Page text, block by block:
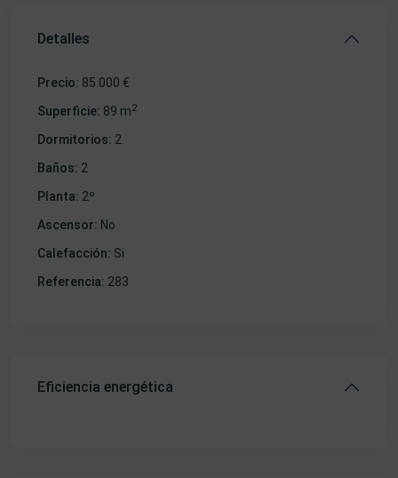
Detalles
Precio: 85.000 €
Superficie: 89 m2
Dormitorios: 2
Baños: 2
Planta: 2º
Ascensor: No
Calefacción: Si
Referencia: 283
Eficiencia energética